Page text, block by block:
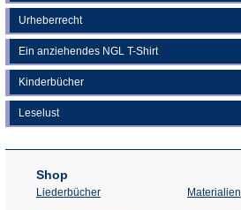
Urheberrecht
Ein anziehendes NGL T-Shirt
Kinderbücher
Leselust
Shop
Liederbücher Materialien